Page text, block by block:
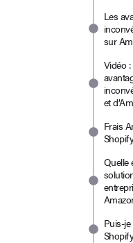
Les
sur
Vidéo
et
Frais
Quelle
Puis-